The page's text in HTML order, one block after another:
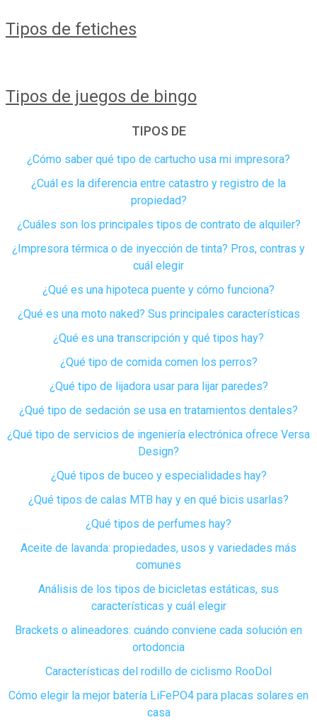
Tipos de fetiches
Tipos de juegos de bingo
TIPOS DE
¿Cómo saber qué tipo de cartucho usa mi impresora?
¿Cuál es la diferencia entre catastro y registro de la
propiedad​?
¿Cuáles son los principales tipos de contrato de alquiler?
¿Impresora térmica o de inyección de tinta? Pros, contras y
cuál elegir
¿Qué es una hipoteca puente y cómo funciona?
¿Qué es una moto naked? Sus principales características
¿Qué es una transcripción y qué tipos hay?
¿Qué tipo de comida comen los perros?
¿Qué tipo de lijadora usar para lijar paredes?
¿Qué tipo de sedación se usa en tratamientos dentales?
¿Qué tipo de servicios de ingeniería electrónica ofrece Versa
Design?
¿Qué tipos de buceo y especialidades hay?
¿Qué tipos de calas MTB hay y en qué bicis usarlas?
¿Qué tipos de perfumes hay?
Aceite de lavanda: propiedades, usos y variedades más
comunes
Análisis de los tipos de bicicletas estáticas, sus
características y cuál elegir
Brackets o alineadores: cuándo conviene cada solución en
ortodoncia
Características del rodillo de ciclismo RooDol
Cómo elegir la mejor batería LiFePO4 para placas solares en
casa